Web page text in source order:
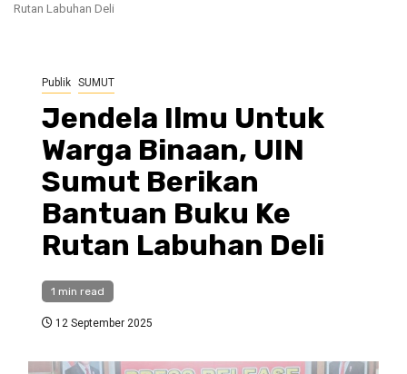
Rutan Labuhan Deli
Publik SUMUT
Jendela Ilmu Untuk
Warga Binaan, UIN
Sumut Berikan
Bantuan Buku Ke
Rutan Labuhan Deli
1 min read
12 September 2025